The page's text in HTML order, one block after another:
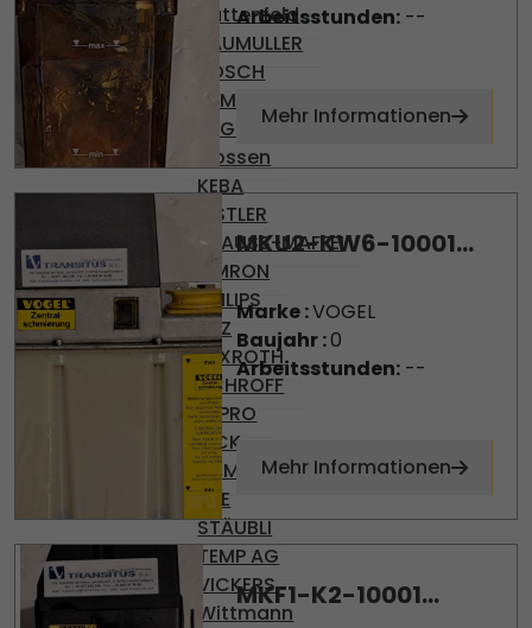
Battenfeld
BAUMULLER
BOSCH
DEMAG
ENGEL
Gossen
KEBA
KISTLER
KRAUSS-MAFFEI
OMRON
PHILIPS
PILZ
REXROTH
SCHROFF
SEPRO
SICK
SIEMENS
SKE
STÄUBLI
TEMP AG
VICKERS
Wittmann
Arbeitsstunden:--
Mehr Informationen
MKU2-KW6-10001...
Marke :VOGEL
Baujahr :0
Arbeitsstunden:--
Mehr Informationen
MKF1-K2-10001...